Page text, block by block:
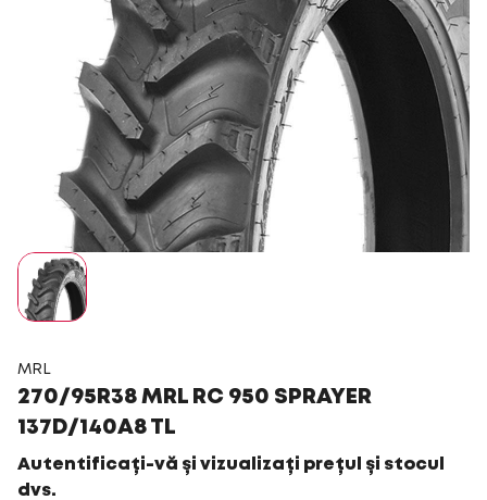
MRL
270/95R38 MRL RC 950 SPRAYER
137D/140A8 TL
Autentificați-vă și vizualizați prețul și stocul
dvs.